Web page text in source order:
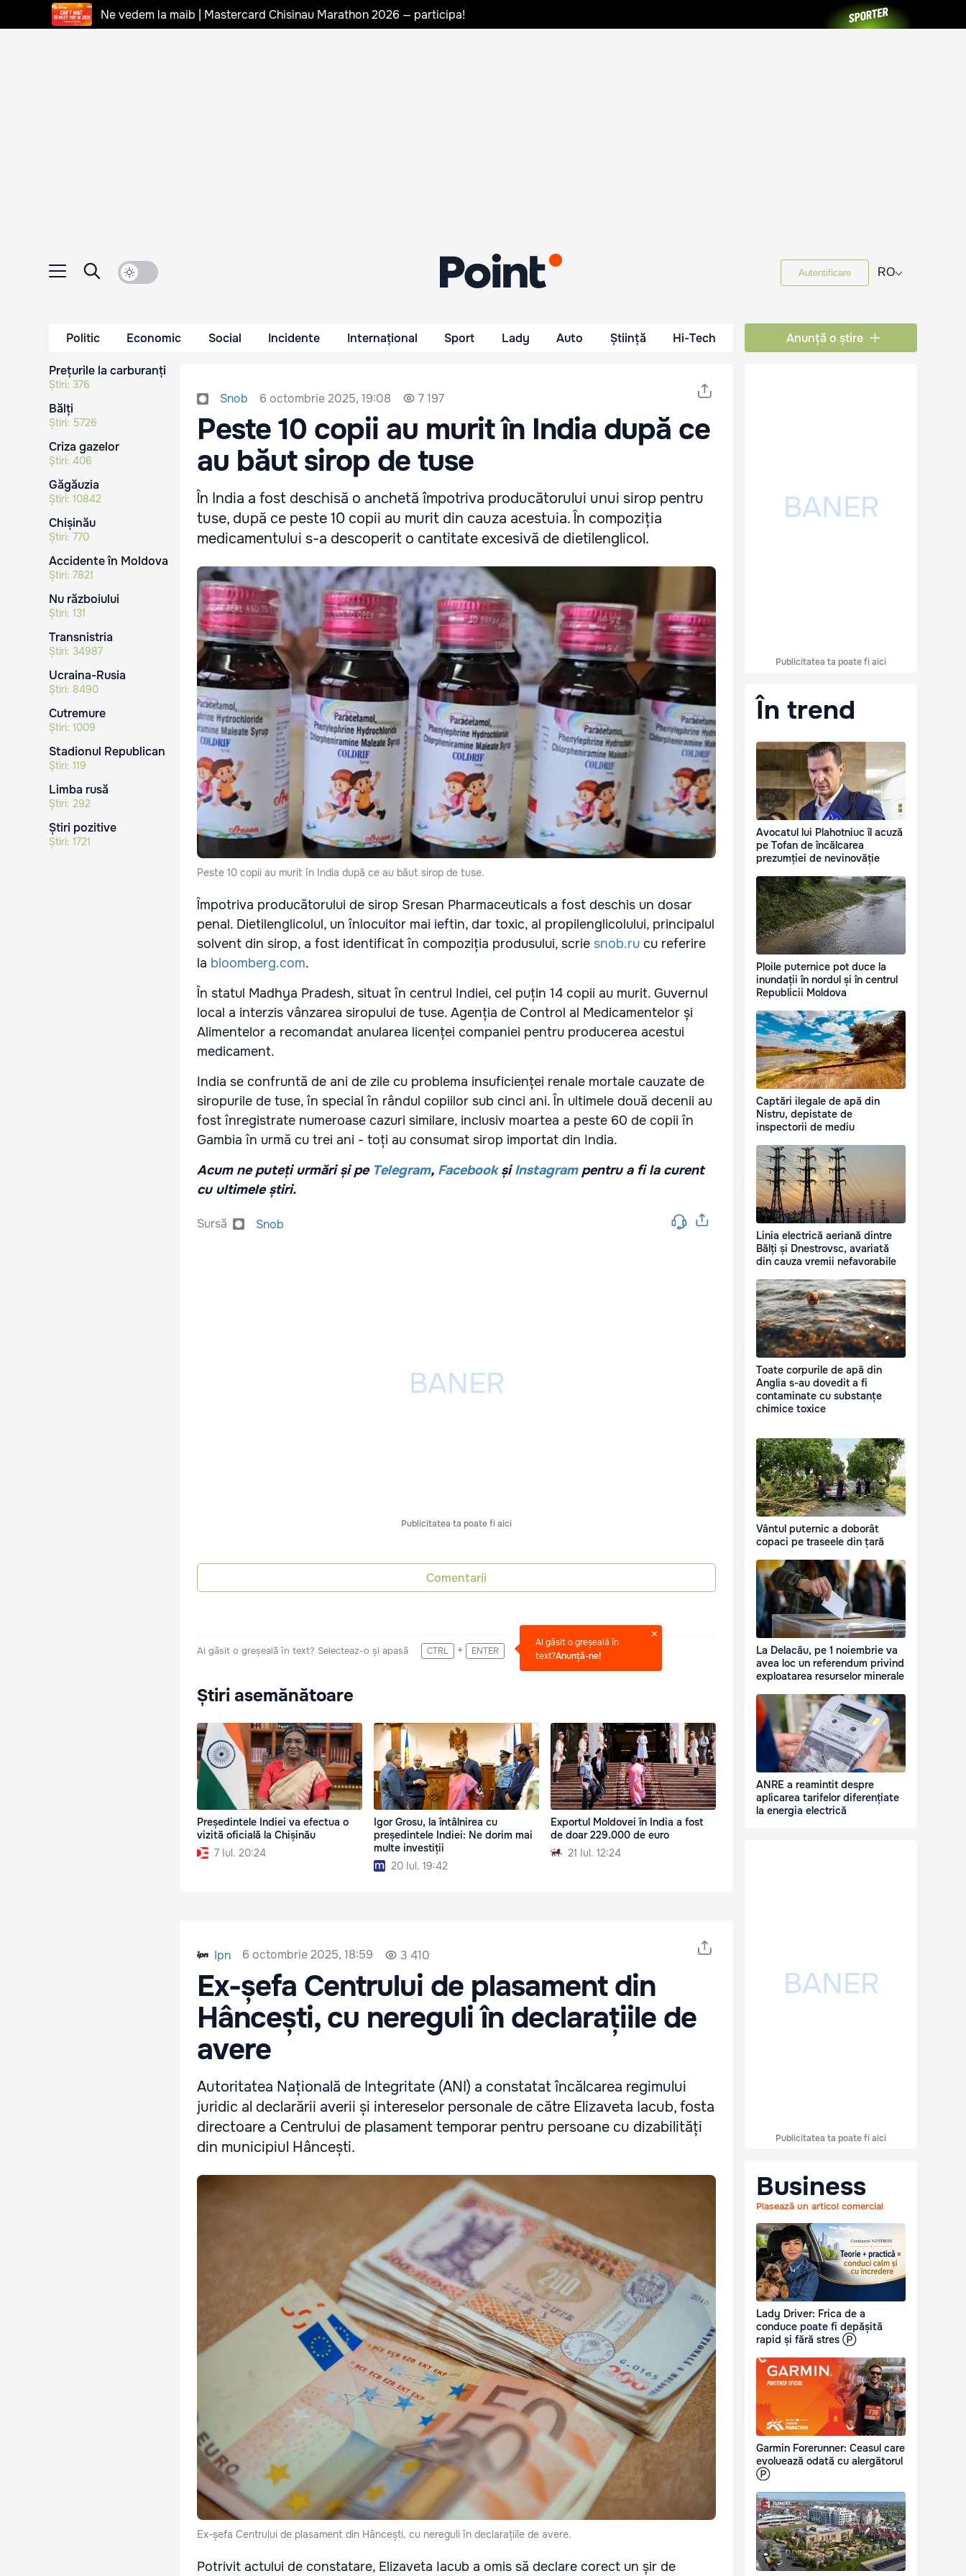
Ne vedem la maib | Mastercard Chisinau Marathon 2026 — participa!
Autentificare RO⌵
Politic Economic Social Incidente Internațional Sport Lady Auto Știință Hi-Tech Anunță o știre
Prețurile la carburanți
Știri: 376
Bălți
Știri: 5726
Criza gazelor
Știri: 406
Găgăuzia
Știri: 10842
Chișinău
Știri: 770
Accidente în Moldova
Știri: 7821
Nu războiului
Știri: 131
Transnistria
Știri: 34987
Ucraina-Rusia
Știri: 8490
Cutremure
Știri: 1009
Stadionul Republican
Știri: 119
Limba rusă
Știri: 292
Știri pozitive
Știri: 1721
Snob 6 octombrie 2025, 19:08 7 197
Peste 10 copii au murit în India după ce
au băut sirop de tuse
În India a fost deschisă o anchetă împotriva producătorului unui sirop pentru
tuse, după ce peste 10 copii au murit din cauza acestuia. În compoziția
medicamentului s-a descoperit o cantitate excesivă de dietilenglicol.
Peste 10 copii au murit în India după ce au băut sirop de tuse.
Împotriva producătorului de sirop Sresan Pharmaceuticals a fost deschis un dosar
penal. Dietilenglicolul, un înlocuitor mai ieftin, dar toxic, al propilenglicolului, principalul
solvent din sirop, a fost identificat în compoziția produsului, scrie snob.ru cu referire
la bloomberg.com.
În statul Madhya Pradesh, situat în centrul Indiei, cel puțin 14 copii au murit. Guvernul
local a interzis vânzarea siropului de tuse. Agenția de Control al Medicamentelor și
Alimentelor a recomandat anularea licenței companiei pentru producerea acestui
medicament.
India se confruntă de ani de zile cu problema insuficienței renale mortale cauzate de
siropurile de tuse, în special în rândul copiilor sub cinci ani. În ultimele două decenii au
fost înregistrate numeroase cazuri similare, inclusiv moartea a peste 60 de copii în
Gambia în urmă cu trei ani - toți au consumat sirop importat din India.
Acum ne puteți urmări și pe Telegram, FacebookșiInstagrampentru a fi la curent
cu ultimele știri.
Sursă Snob
Publicitatea ta poate fi aici
Comentarii
Ai găsit o greșeală în text? Selecteaz-o și apasă CTRL + ENTER
Ai găsit o greșeală în
text?Anunță-ne!
Știri asemănătoare
Președintele Indiei va efectua o
vizită oficială la Chișinău
7 Iul. 20:24
Igor Grosu, la întâlnirea cu
președintele Indiei: Ne dorim mai
multe investiții
20 Iul. 19:42
Exportul Moldovei în India a fost
de doar 229.000 de euro
21 Iul. 12:24
Ipn 6 octombrie 2025, 18:59 3 410
Ex-șefa Centrului de plasament din
Hâncești, cu nereguli în declarațiile de
avere
Autoritatea Națională de Integritate (ANI) a constatat încălcarea regimului
juridic al declarării averii și intereselor personale de către Elizaveta Iacub, fosta
directoare a Centrului de plasament temporar pentru persoane cu dizabilități
din municipiul Hâncești.
Ex-șefa Centrului de plasament din Hâncești, cu nereguli în declarațiile de avere.
Potrivit actului de constatare, Elizaveta Iacub a omis să declare corect un șir de
Publicitatea ta poate fi aici
În trend
Avocatul lui Plahotniuc îl acuză
pe Tofan de încălcarea
prezumției de nevinovăție
Ploile puternice pot duce la
inundații în nordul și în centrul
Republicii Moldova
Captări ilegale de apă din
Nistru, depistate de
inspectorii de mediu
Linia electrică aeriană dintre
Bălți și Dnestrovsc, avariată
din cauza vremii nefavorabile
Toate corpurile de apă din
Anglia s-au dovedit a fi
contaminate cu substanțe
chimice toxice
Vântul puternic a doborât
copaci pe traseele din țară
La Delacău, pe 1 noiembrie va
avea loc un referendum privind
exploatarea resurselor minerale
ANRE a reamintit despre
aplicarea tarifelor diferențiate
la energia electrică
Publicitatea ta poate fi aici
Business
Plasează un articol comercial
Lady Driver: Frica de a
conduce poate fi depășită
rapid și fără stres Ⓟ
Garmin Forerunner: Ceasul care
evoluează odată cu alergătorul
Ⓟ